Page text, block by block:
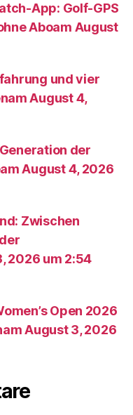
App: Golf-GPS
Aboam August
und vier
August 4,
der
August 4, 2026
Zwischen
2026 um 2:54
Open 2026
August 3, 2026